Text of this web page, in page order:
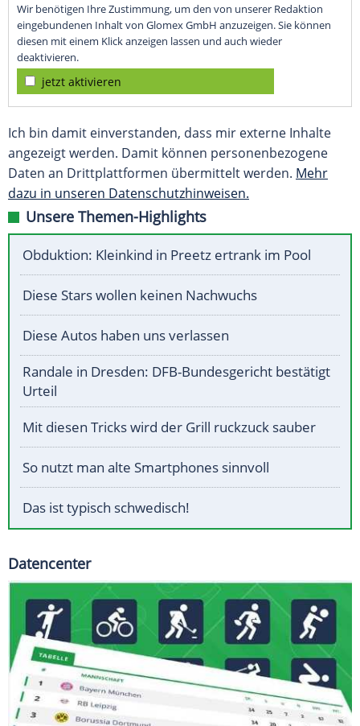
Wir benötigen Ihre Zustimmung, um den von unserer Redaktion
eingebundenen Inhalt von Glomex GmbH anzuzeigen. Sie können
diesen mit einem Klick anzeigen lassen und auch wieder
deaktivieren.
jetzt aktivieren
Ich bin damit einverstanden, dass mir externe Inhalte
angezeigt werden. Damit können personenbezogene
Daten an Drittplattformen übermittelt werden. Mehr
dazu in unseren Datenschutzhinweisen.
Unsere Themen-Highlights
Obduktion: Kleinkind in Preetz ertrank im Pool
Diese Stars wollen keinen Nachwuchs
Diese Autos haben uns verlassen
Randale in Dresden: DFB-Bundesgericht bestätigt
Urteil
Mit diesen Tricks wird der Grill ruckzuck sauber
So nutzt man alte Smartphones sinnvoll
Das ist typisch schwedisch!
Datencenter